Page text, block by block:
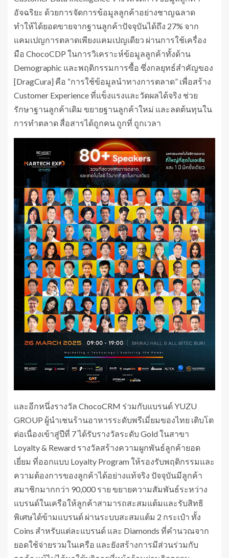
อัจฉริยะ ด้วยการจัดการข้อมูลลูกค้าอย่างชาญฉลาด
ทำให้ได้ยอดขายจากฐานลูกค้าปัจจุบันได้ถึง 27% จาก
แคมเปญการตลาดเพียงแคมเปญเดียว ผ่านการใช้เครื่อง
มือ ChocoCDP ในการวิเคราะห์ข้อมูลลูกค้าทั้งด้าน
Demographic และพฤติกรรมการซื้อ ซึ่งกลยุทธ์สำคัญของ
[DragCura] คือ “การใช้ข้อมูลนำทางการตลาด” เพื่อสร้าง
Customer Experience ที่แข็งแรงและวัดผลได้จริง ช่วย
รักษาฐานลูกค้าเดิม ขยายฐานลูกค้าใหม่ และลดต้นทุนใน
การทำตลาด สื่อสารได้ถูกคน ถูกที่ ถูกเวลา
และอีกหนึ่งรางวัล ChocoCRM ร่วมกับแบรนด์ YUZU
GROUP ผู้นำเชนร้านอาหารระดับพรีเมี่ยมของไทย เติบโต
ต่อเนื่องเข้าสู่ปีที่ 7 ได้รับรางวัลระดับ Gold ในสาขา
Loyalty & Reward รางวัลสร้างความผูกพันธ์ลูกค้ายอด
เยี่ยม ที่ออกแบบ Loyalty Program ให้รองรับพฤติกรรมและ
ความต้องการของลูกค้าได้อย่างแท้จริง ปัจจุบันมีลูกค้า
สมาชิกมากกว่า 90,000 ราย ขยายความสัมพันธ์ระหว่าง
แบรนด์ในเครือให้ลูกค้าสามารถสะสมแต้มและรับสิทธิ
พิเศษได้ข้ามแบรนด์ ผ่านระบบสะสมแต้ม 2 กระเป๋า ทั้ง
Coins สำหรับแต่ละแบรนด์ และ Diamonds ที่คำนวณจาก
ยอดใช้จ่ายรวมในเครือ และยังสร้างการมีส่วนร่วมกับ